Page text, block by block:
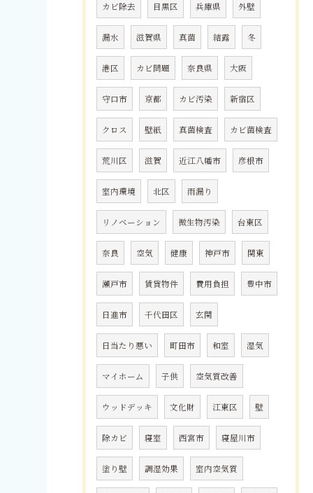
カビ除去 目黒区 兵庫県 外壁
漏水 滋賀県 真菌 結露 冬
港区 カビ問題 奈良県 大阪
守口市 京都 カビ汚染 新宿区
クロス 壁紙 真菌検査 カビ菌検査
荒川区 滋賀 近江八幡市 彦根市
室内環境 北区 雨漏り
リノベーション 微生物汚染 台東区
奈良 空気 健康 神戸市 関東
瀬戸市 賃貸物件 費用負担 豊中市
日進市 千代田区 玄関
日当たり悪い 町田市 和室 湿気
マイホーム 子供 空気質改善
ウッドデッキ 文化財 江東区 壁
除カビ 寝室 西宮市 寝屋川市
塗り壁 調湿効果 室内空気質